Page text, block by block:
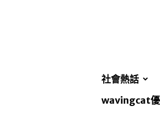
社會熱話
wavingcat